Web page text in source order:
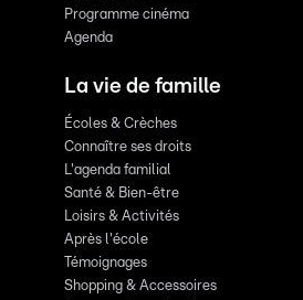
Programme cinéma
Agenda
La vie de famille
Écoles & Crèches
Connaître ses droits
L'agenda familial
Santé & Bien-être
Loisirs & Activités
Après l'école
Témoignages
Shopping & Accessoires